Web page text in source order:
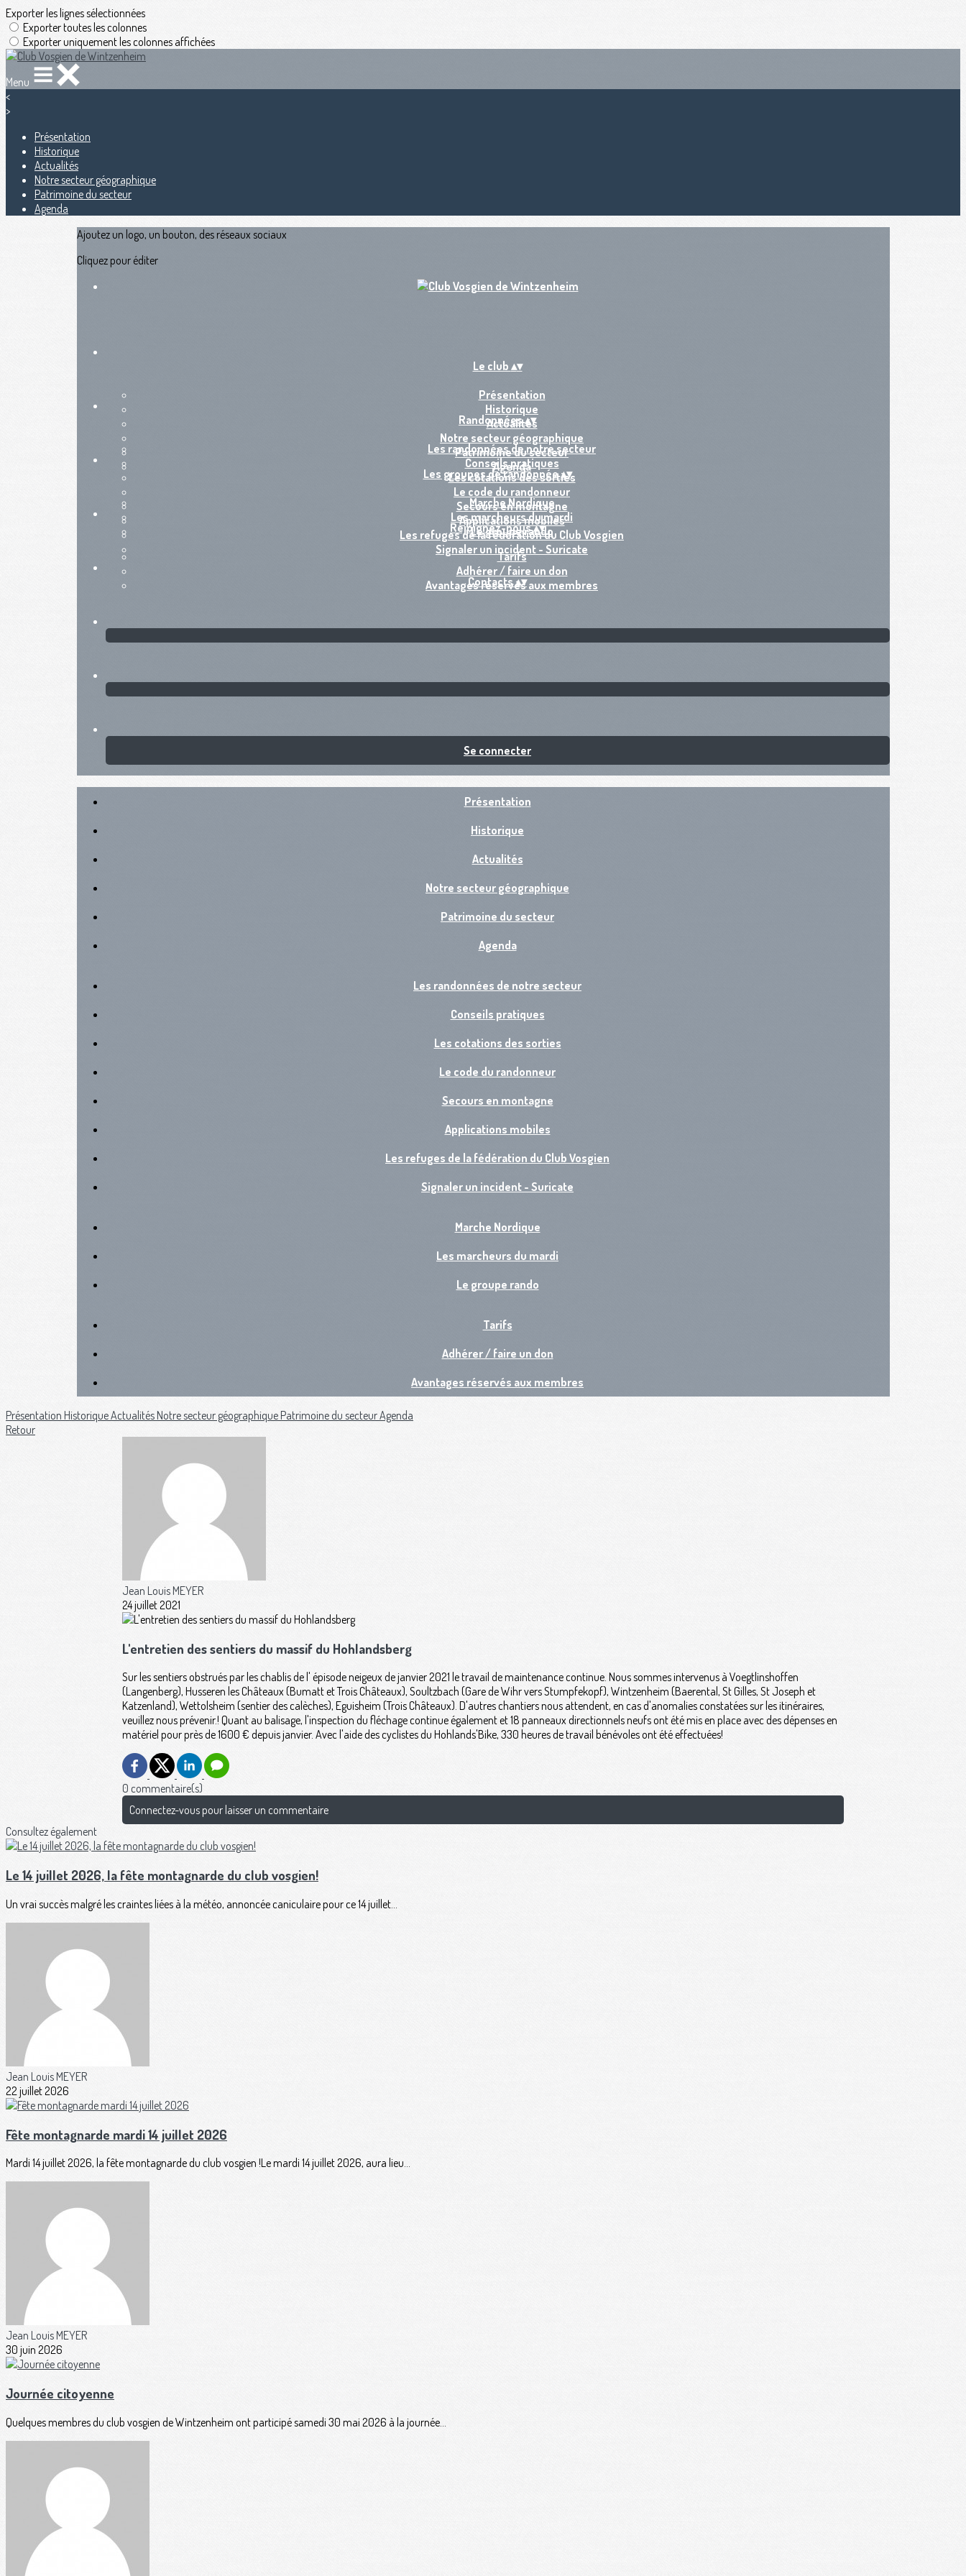
Exporter les lignes sélectionnées
Exporter toutes les colonnes
Exporter uniquement les colonnes affichées
Menu
<
>
Présentation
Historique
Actualités
Notre secteur géographique
Patrimoine du secteur
Agenda
Ajoutez un logo, un bouton, des réseaux sociaux
Cliquez pour éditer
Le club ▴▾
Présentation
Historique
Actualités
Notre secteur géographique
Patrimoine du secteur
Agenda
Randonnées▴▾
Les randonnées de notre secteur
Conseils pratiques
Les cotations des sorties
Le code du randonneur
Secours en montagne
Applications mobiles
Les refuges de la fédération du Club Vosgien
Signaler un incident - Suricate
Les groupes de randonnée▴▾
Marche Nordique
Les marcheurs du mardi
Le groupe rando
Rejoignez-nous▴▾
Tarifs
Adhérer / faire un don
Avantages réservés aux membres
Contacts▴▾
Se connecter
Présentation
Historique
Actualités
Notre secteur géographique
Patrimoine du secteur
Agenda
Les randonnées de notre secteur
Conseils pratiques
Les cotations des sorties
Le code du randonneur
Secours en montagne
Applications mobiles
Les refuges de la fédération du Club Vosgien
Signaler un incident - Suricate
Marche Nordique
Les marcheurs du mardi
Le groupe rando
Tarifs
Adhérer / faire un don
Avantages réservés aux membres
Présentation HistoriqueActualités Notre secteur géographique Patrimoine du secteurAgenda
Retour
Jean Louis MEYER
24 juillet 2021
L'entretien des sentiers du massif du Hohlandsberg
Sur les sentiers obstrués par les chablis de l' épisode neigeux de janvier 2021 le travail de maintenance continue. Nous sommes intervenus à Voegtlinshoffen
(Langenberg), Husseren les Châteaux (Bumatt et Trois Châteaux), Soultzbach (Gare de Wihr vers Stumpfekopf), Wintzenheim (Baerental, St Gilles, St Joseph et
Katzenland), Wettolsheim (sentier des calèches), Eguisheim (Trois Châteaux). D'autres chantiers nous attendent, en cas d'anomalies constatées sur les itinéraires,
veuillez nous prévenir.! Quant au balisage, l'inspection du fléchage continue également et 18 panneaux directionnels neufs ont été mis en place avec des dépenses en
matériel pour près de 1600 € depuis janvier. Avec l'aide des cyclistes du Hohlands'Bike, 330 heures de travail bénévoles ont été effectuées!
0 commentaire(s)
Connectez-vous pour laisser un commentaire
Consultez également
Le 14 juillet 2026, la fête montagnarde du club vosgien!
Un vrai succès malgré les craintes liées à la météo, annoncée caniculaire pour ce 14 juillet...
Jean Louis MEYER
22 juillet 2026
Fête montagnarde mardi 14 juillet 2026
Mardi 14 juillet 2026, la fête montagnarde du club vosgien !Le mardi 14 juillet 2026, aura lieu...
Jean Louis MEYER
30 juin 2026
Journée citoyenne
Quelques membres du club vosgien de Wintzenheim ont participé samedi 30 mai 2026 à la journée...